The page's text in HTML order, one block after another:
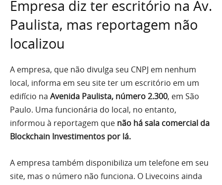
Empresa diz ter escritório na Av.
Paulista, mas reportagem não
localizou
A empresa, que não divulga seu CNPJ em nenhum
local, informa em seu site ter um escritório em um
edifício na Avenida Paulista, número 2.300, em São
Paulo. Uma funcionária do local, no entanto,
informou à reportagem que não há sala comercial da
Blockchain Investimentos por lá.
A empresa também disponibiliza um telefone em seu
site, mas o número não funciona. O Livecoins ainda